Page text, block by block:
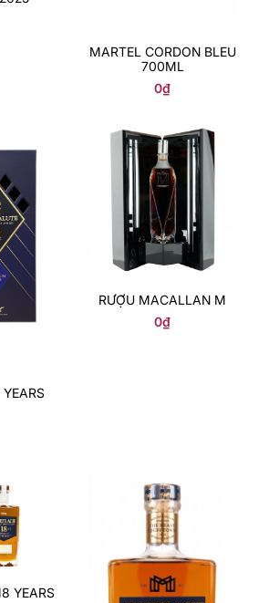
MARTEL CORDON BLEU
700ML
0₫
YEARS
RƯỢU MACALLAN M
0₫
YEARS